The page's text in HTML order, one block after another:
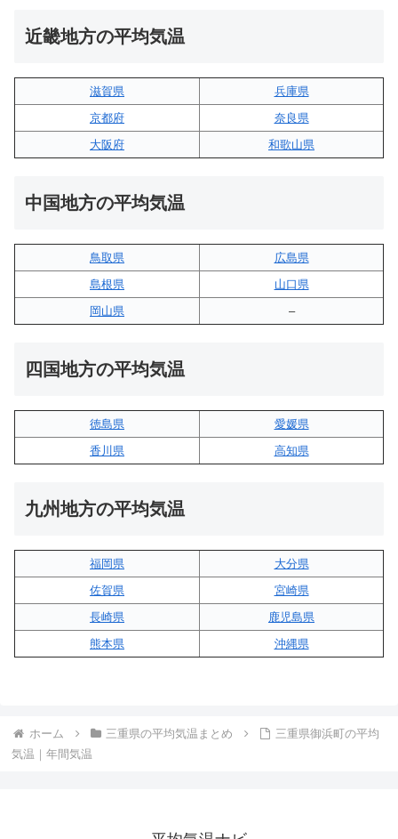
近畿地方の平均気温
滋賀県
兵庫県
京都府
奈良県
大阪府
和歌山県
中国地方の平均気温
鳥取県
広島県
島根県
山口県
岡山県
–
四国地方の平均気温
徳島県
愛媛県
香川県
高知県
九州地方の平均気温
福岡県
大分県
佐賀県
宮崎県
長崎県
鹿児島県
熊本県
沖縄県
ホーム 三重県の平均気温まとめ
三重県御浜町の平均
気温｜年間気温